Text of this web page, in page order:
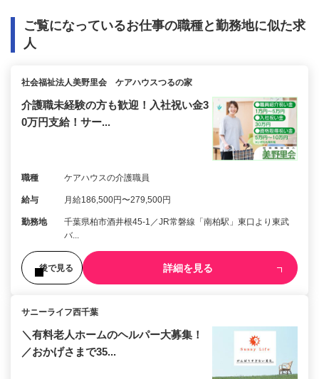
ご覧になっているお仕事の職種と勤務地に似た求
人
社会福祉法人美野里会 ケアハウスつるの家
介護職未経験の方も歓迎！入社祝い金3
0万円支給！サー...
職種 ケアハウスの介護職員
給与 月給186,500円〜279,500円
勤務地
千葉県柏市酒井根45-1／JR常磐線「南柏駅」東口より東武
バ...
後で見る 詳細を見る
サニーライフ西千葉
＼有料老人ホームのヘルパー大募集！
／おかげさまで35...